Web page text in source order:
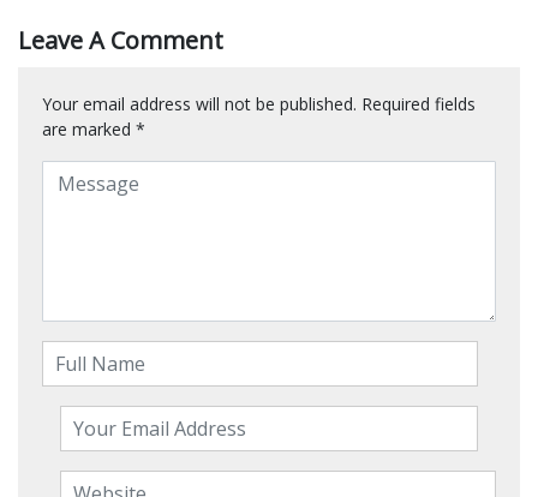
Leave A Comment
Your email address will not be published. Required fields
are marked *